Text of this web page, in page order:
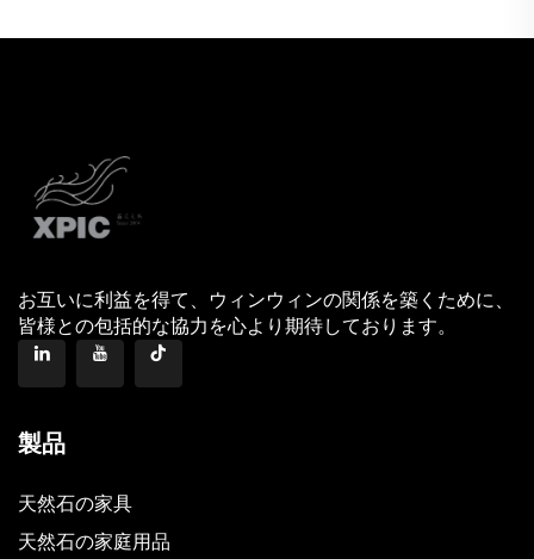
お互いに利益を得て、ウィンウィンの関係を築くために、
皆様との包括的な協力を心より期待しております。
製品
天然石の家具
天然石の家庭用品